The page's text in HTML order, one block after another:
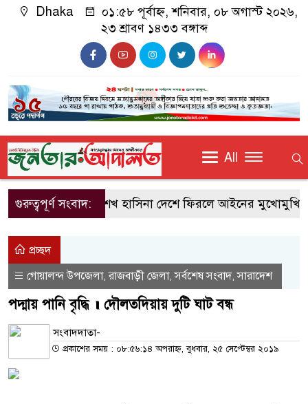
Dhaka
০১:৫৮ পূর্বাহ্ন, শনিবার, ০৮ অগাস্ট ২০২৬,
২৩ শ্রাবণ ১৪৩৩ বঙ্গাব্দ
All
গুরুত্বপূর্ণ সংবাদ:শেখ হাসিনা দেশে ফিরলে আইনের মুখোমুখি
প্রচ্ছদ
গোয়ালন্দ উপজেলা,রাজবাড়ী জেলা,সর্বশেষ সংবাদ,সারাদেশ
পদ্মায় পানি বৃদ্ধি ॥ দৌলতদিয়ায় দুটি ঘাট বন্ধ
সংবাদদাতা-
প্রকাশের সময় : ০৮:৫৬:১৪ অপরাহ্ন, বুধবার, ২৫ সেপ্টেম্বর ২০১৯